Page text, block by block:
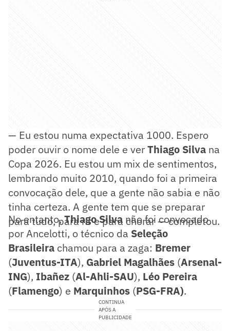
— Eu estou numa expectativa 1000. Espero
poder ouvir o nome dele e verThiago Silva na
Copa 2026. Eu estou um mix de sentimentos,
lembrando muito 2010, quando foi a primeira
convocação dele, que a gente não sabia e não
tinha certeza. A gente tem que se preparar
para tudo, para rir e para chorar — completou.
No entanto,Thiago Silva não foi convocado
por Ancelotti, o técnico da Seleção
Brasileira chamou para a zaga: Bremer
(Juventus-ITA), Gabriel Magalhães (Arsenal-
ING), Ibañez (Al-Ahli-SAU), Léo Pereira
(Flamengo) e Marquinhos (PSG-FRA).
CONTINUA
APÓS A
PUBLICIDADE